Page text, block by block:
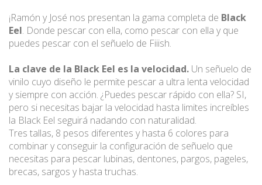
¡Ramón y José nos presentan la gama completa de Black
Eel. Donde pescar con ella, como pescar con ella y que
puedes pescar con el señuelo de Fiiish.
La clave de la Black Eel es la velocidad. Un señuelo de
vinilo cuyo diseño le permite pescar a ultra lenta velocidad
y siempre con acción. ¿Puedes pescar rápido con ella? SI,
pero si necesitas bajar la velocidad hasta limites increíbles
la Black Eel seguirá nadando con naturalidad.
Tres tallas, 8 pesos diferentes y hasta 6 colores para
combinar y conseguir la configuración de señuelo que
necesitas para pescar lubinas, dentones, pargos, pageles,
brecas, sargos y hasta truchas.